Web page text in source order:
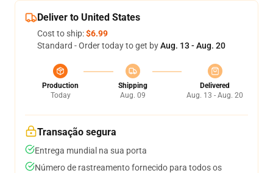
Deliver to United States
Cost to ship:$6.99
Standard - Order today to get byAug. 13 - Aug. 20
Production
Today
Shipping
Aug. 09
Delivered
Aug. 13 - Aug. 20
Transação segura
Entrega mundial na sua porta
Número de rastreamento fornecido para todos os